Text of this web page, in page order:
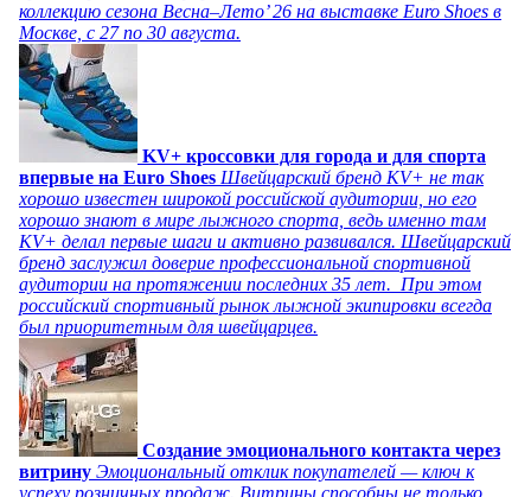
коллекцию сезона Весна–Лето’ 26 на выставке Euro Shoes в
Москве, с 27 по 30 августа.
KV+ кроссовки для города и для спорта
впервые на Euro Shoes Швейцарский бренд KV+ не так
хорошо известен широкой российской аудитории, но его
хорошо знают в мире лыжного спорта, ведь именно там
KV+ делал первые шаги и активно развивался. Швейцарский
бренд заслужил доверие профессиональной спортивной
аудитории на протяжении последних 35 лет. При этом
российский спортивный рынок лыжной экипировки всегда
был приоритетным для швейцарцев.
Создание эмоционального контакта через
витрину Эмоциональный отклик покупателей — ключ к
успеху розничных продаж. Витрины способны не только